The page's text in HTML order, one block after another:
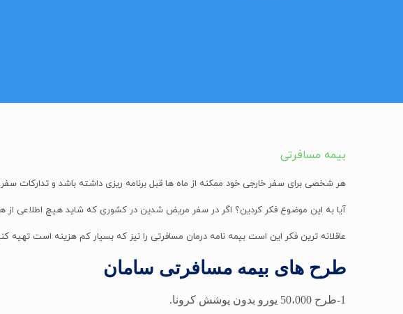
بیمه مسافرتی
هر شخصی برای سفر خارجی خود ممکنه از ماه ها قبل برنامه ریزی داشته باشد و تدارکات سفر
آیا به این موضوع فکر کردین؟ اگر در سفر مریض شدین در کشوری که شاید هیچ اطلاعی از
عاقلانه ترین فکر این است بیمه نامه درمان مسافرتی را نیز که بسیار کم هزینه است تهیه ک
طرح های بیمه مسافرتی سامان
1-طرح 50،000 یورو بدون پوشش کرونا.